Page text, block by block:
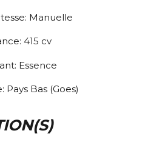
Manuelle
415 cv
Essence
Pays Bas (Goes)